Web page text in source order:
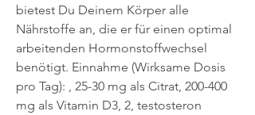
bietest Du Deinem Körper alle
Nährstoffe an, die er für einen optimal
arbeitenden Hormonstoffwechsel
benötigt. Einnahme (Wirksame Dosis
pro Tag): , 25-30 mg als Citrat, 200-400
mg als Vitamin D3, 2, testosteron